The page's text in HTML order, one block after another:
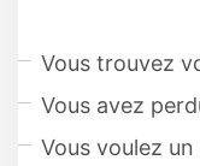
Vous trouvez
Vous avez
Vous voulez